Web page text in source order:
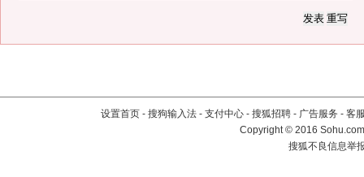
设置首页 - 搜狗输入法 - 支付中心 - 搜狐招聘 - 广告服务 - 客
Copyright©2016
搜狐不良信息举